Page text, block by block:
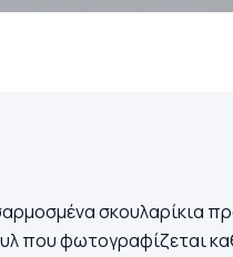
σκουλαρίκια
που φωτογραφίζεται